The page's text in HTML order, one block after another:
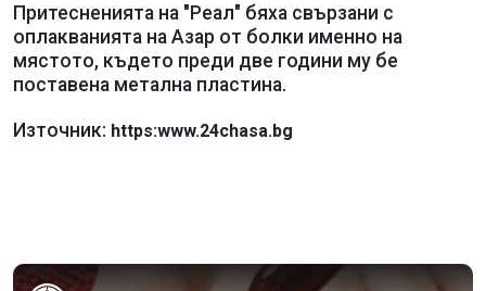
Притесненията на "Реал" бяха свързани с
оплакванията на Азар от болки именно на
мястото, където преди две години му бе
поставена метална пластина.
Източник: https:www.24chasa.bg